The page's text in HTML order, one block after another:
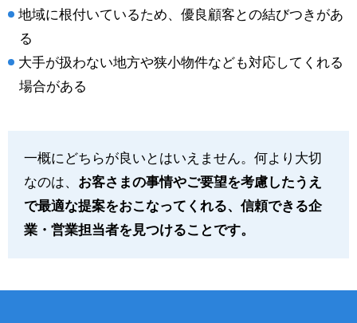
地域に根付いているため、優良顧客との結びつきがあ
る
大手が扱わない地方や狭小物件なども対応してくれる
場合がある
一概にどちらが良いとはいえません。何より大切
なのは、 お客さまの事情やご要望を考慮したうえ
で最適な提案をおこなってくれる、信頼できる企
業・営業担当者を見つけることです。